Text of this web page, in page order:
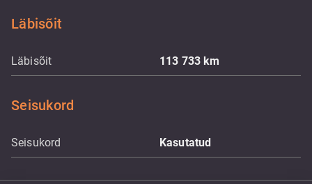
Läbisõit
Läbisõit 113 733km
Seisukord
Seisukord Kasutatud